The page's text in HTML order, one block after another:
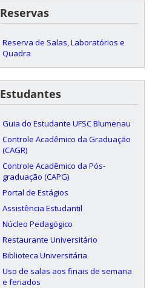
Reservas
Reserva de Salas, Laboratórios e
Quadra
Estudantes
Guia do Estudante UFSC Blumenau
Controle Acadêmico da Graduação
(CAGR)
Controle Acadêmico da Pós-
graduação (CAPG)
Portal de Estágios
Assistência Estudantil
Núcleo Pedagógico
Restaurante Universitário
Biblioteca Universitária
Uso de salas aos finais de semana
e feriados